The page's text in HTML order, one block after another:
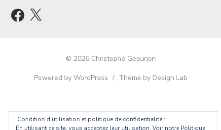
© 2026 Christophe Geourjon
Powered by WordPress / Theme by Design Lab
Condition d'utilisation et politique de confidentialité :
En utilisant ce site, vous acceptez leur utilisation. Voir notre Politique